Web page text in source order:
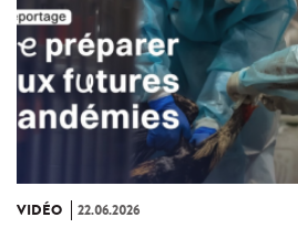
VIDÉO 22.06.2026